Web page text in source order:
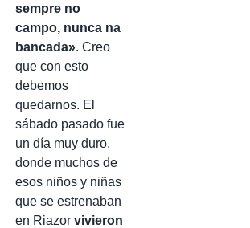
sempre no
campo, nunca na
bancada». Creo
que con esto
debemos
quedarnos. El
sábado pasado fue
un día muy duro,
donde muchos de
esos niños y niñas
que se estrenaban
en Riazor vivieron